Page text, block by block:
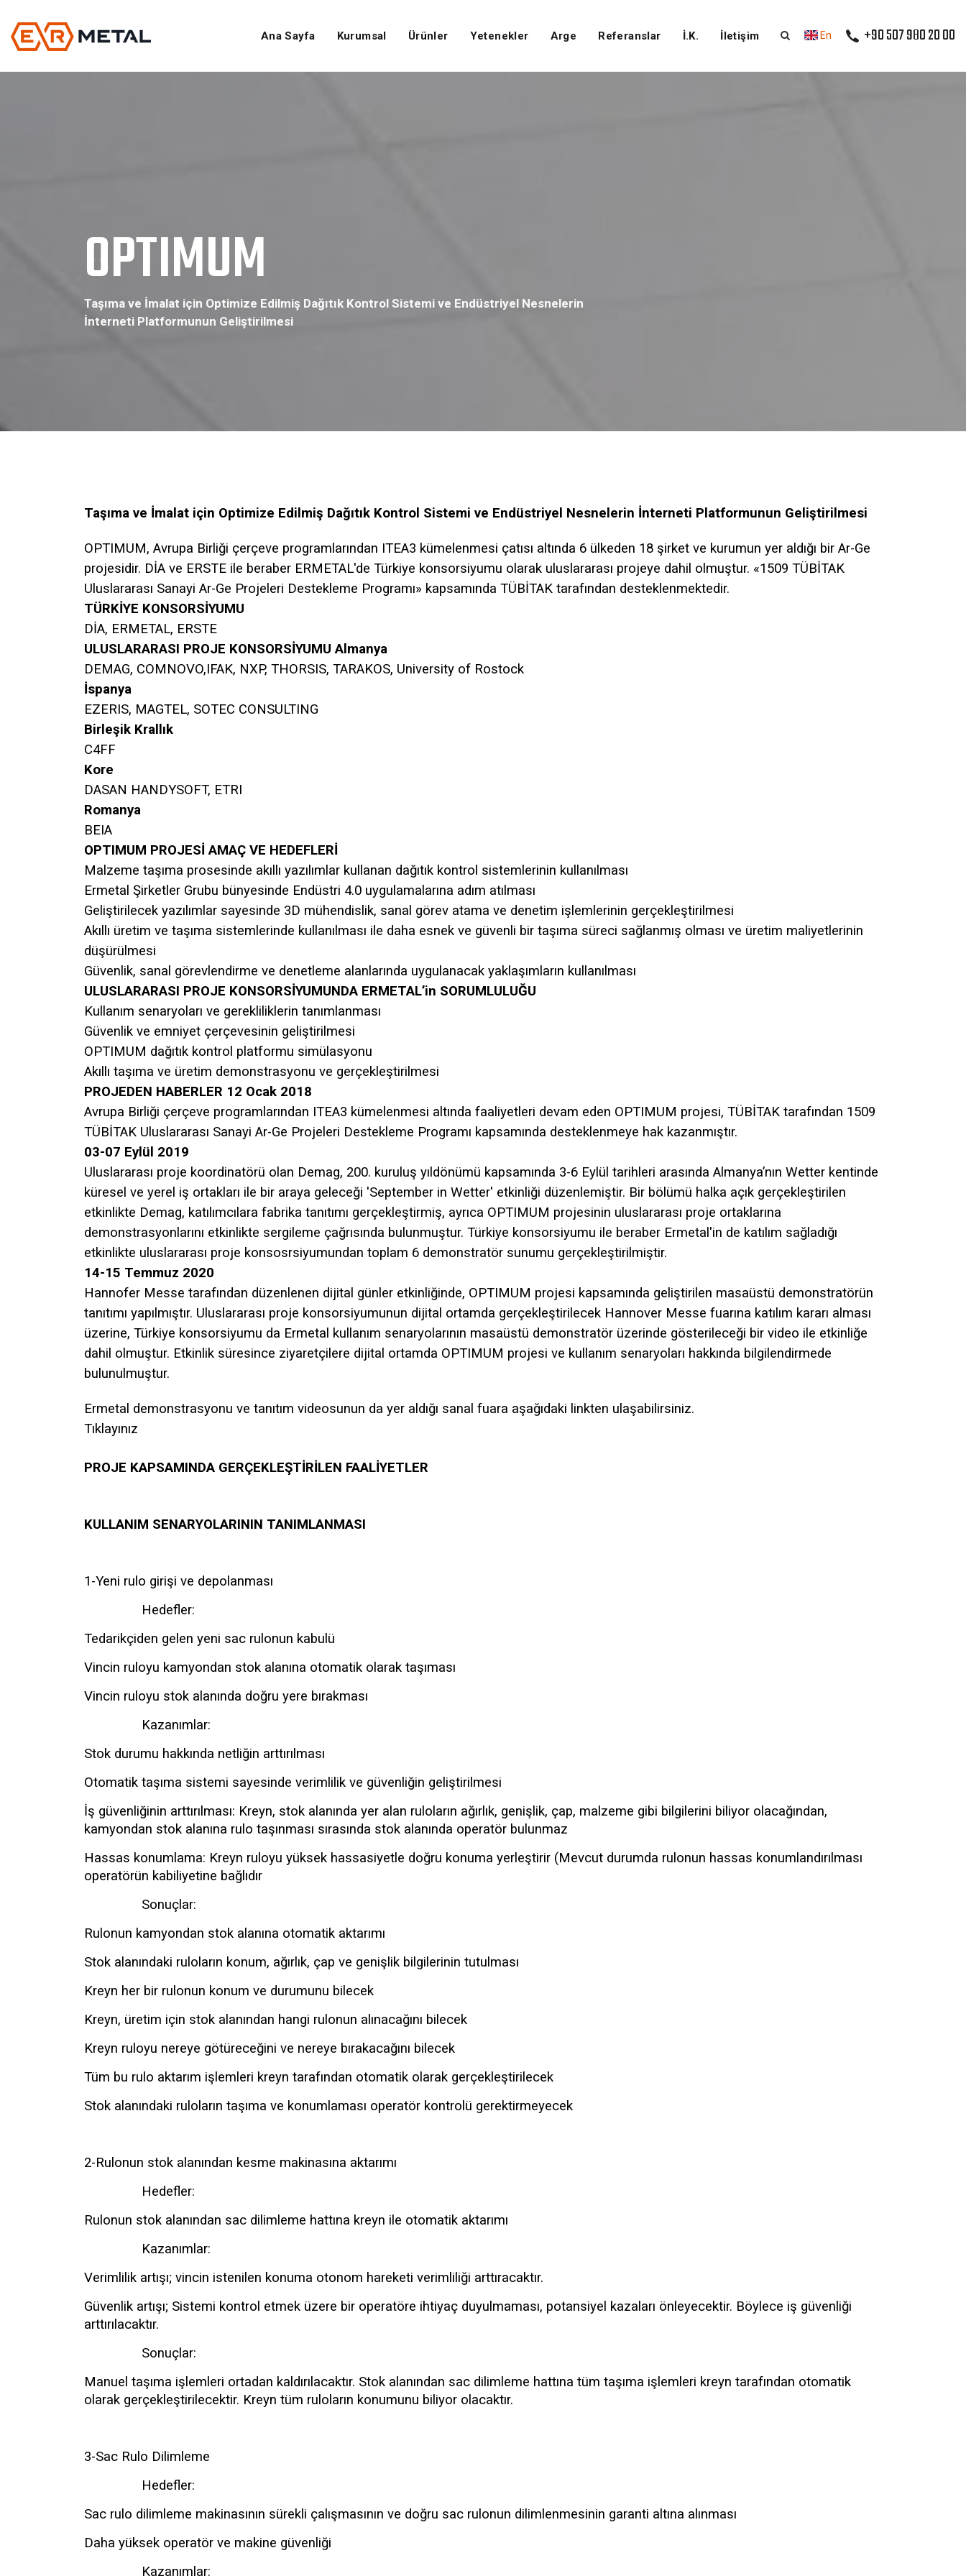
Ana Sayfa Kurumsal Ürünler Yetenekler Arge Referanslar İ.K. İletişim En +90 507 980 20 00
OPTIMUM
Taşıma ve İmalat için Optimize Edilmiş Dağıtık Kontrol Sistemi ve Endüstriyel Nesnelerin
İnterneti Platformunun Geliştirilmesi
Taşıma ve İmalat için Optimize Edilmiş Dağıtık Kontrol Sistemi ve Endüstriyel Nesnelerin İnterneti Platformunun Geliştirilmesi
OPTIMUM, Avrupa Birliği çerçeve programlarından ITEA3 kümelenmesi çatısı altında 6 ülkeden 18 şirket ve kurumun yer aldığı bir Ar-Ge
projesidir. DİA ve ERSTE ile beraber ERMETAL'de Türkiye konsorsiyumu olarak uluslararası projeye dahil olmuştur. «1509 TÜBİTAK
Uluslararası Sanayi Ar-Ge Projeleri Destekleme Programı» kapsamında TÜBİTAK tarafından desteklenmektedir.
TÜRKİYE KONSORSİYUMU
DİA, ERMETAL, ERSTE
ULUSLARARASI PROJE KONSORSİYUMU Almanya
DEMAG, COMNOVO,IFAK, NXP, THORSIS, TARAKOS, University of Rostock
İspanya
EZERIS, MAGTEL, SOTEC CONSULTING
Birleşik Krallık
C4FF
Kore
DASAN HANDYSOFT, ETRI
Romanya
BEIA
OPTIMUM PROJESİ AMAÇ VE HEDEFLERİ
Malzeme taşıma prosesinde akıllı yazılımlar kullanan dağıtık kontrol sistemlerinin kullanılması
Ermetal Şirketler Grubu bünyesinde Endüstri 4.0 uygulamalarına adım atılması
Geliştirilecek yazılımlar sayesinde 3D mühendislik, sanal görev atama ve denetim işlemlerinin gerçekleştirilmesi
Akıllı üretim ve taşıma sistemlerinde kullanılması ile daha esnek ve güvenli bir taşıma süreci sağlanmış olması ve üretim maliyetlerinin
düşürülmesi
Güvenlik, sanal görevlendirme ve denetleme alanlarında uygulanacak yaklaşımların kullanılması
ULUSLARARASI PROJE KONSORSİYUMUNDA ERMETAL’in SORUMLULUĞU
Kullanım senaryoları ve gerekliliklerin tanımlanması
Güvenlik ve emniyet çerçevesinin geliştirilmesi
OPTIMUM dağıtık kontrol platformu simülasyonu
Akıllı taşıma ve üretim demonstrasyonu ve gerçekleştirilmesi
PROJEDEN HABERLER 12 Ocak 2018
Avrupa Birliği çerçeve programlarından ITEA3 kümelenmesi altında faaliyetleri devam eden OPTIMUM projesi, TÜBİTAK tarafından 1509
TÜBİTAK Uluslararası Sanayi Ar-Ge Projeleri Destekleme Programı kapsamında desteklenmeye hak kazanmıştır.
03-07 Eylül 2019
Uluslararası proje koordinatörü olan Demag, 200. kuruluş yıldönümü kapsamında 3-6 Eylül tarihleri arasında Almanya’nın Wetter kentinde
küresel ve yerel iş ortakları ile bir araya geleceği 'September in Wetter' etkinliği düzenlemiştir. Bir bölümü halka açık gerçekleştirilen
etkinlikte Demag, katılımcılara fabrika tanıtımı gerçekleştirmiş, ayrıca OPTIMUM projesinin uluslararası proje ortaklarına
demonstrasyonlarını etkinlikte sergileme çağrısında bulunmuştur. Türkiye konsorsiyumu ile beraber Ermetal'in de katılım sağladığı
etkinlikte uluslararası proje konsosrsiyumundan toplam 6 demonstratör sunumu gerçekleştirilmiştir.
14-15 Temmuz 2020
Hannofer Messe tarafından düzenlenen dijital günler etkinliğinde, OPTIMUM projesi kapsamında geliştirilen masaüstü demonstratörün
tanıtımı yapılmıştır. Uluslararası proje konsorsiyumunun dijital ortamda gerçekleştirilecek Hannover Messe fuarına katılım kararı alması
üzerine, Türkiye konsorsiyumu da Ermetal kullanım senaryolarının masaüstü demonstratör üzerinde gösterileceği bir video ile etkinliğe
dahil olmuştur. Etkinlik süresince ziyaretçilere dijital ortamda OPTIMUM projesi ve kullanım senaryoları hakkında bilgilendirmede
bulunulmuştur.
Ermetal demonstrasyonu ve tanıtım videosunun da yer aldığı sanal fuara aşağıdaki linkten ulaşabilirsiniz.
Tıklayınız
PROJE KAPSAMINDA GERÇEKLEŞTİRİLEN FAALİYETLER
KULLANIM SENARYOLARININ TANIMLANMASI
1-Yeni rulo girişi ve depolanması
Hedefler:
Tedarikçiden gelen yeni sac rulonun kabulü
Vincin ruloyu kamyondan stok alanına otomatik olarak taşıması
Vincin ruloyu stok alanında doğru yere bırakması
Kazanımlar:
Stok durumu hakkında netliğin arttırılması
Otomatik taşıma sistemi sayesinde verimlilik ve güvenliğin geliştirilmesi
İş güvenliğinin arttırılması: Kreyn, stok alanında yer alan ruloların ağırlık, genişlik, çap, malzeme gibi bilgilerini biliyor olacağından,
kamyondan stok alanına rulo taşınması sırasında stok alanında operatör bulunmaz
Hassas konumlama: Kreyn ruloyu yüksek hassasiyetle doğru konuma yerleştirir (Mevcut durumda rulonun hassas konumlandırılması
operatörün kabiliyetine bağlıdır
Sonuçlar:
Rulonun kamyondan stok alanına otomatik aktarımı
Stok alanındaki ruloların konum, ağırlık, çap ve genişlik bilgilerinin tutulması
Kreyn her bir rulonun konum ve durumunu bilecek
Kreyn, üretim için stok alanından hangi rulonun alınacağını bilecek
Kreyn ruloyu nereye götüreceğini ve nereye bırakacağını bilecek
Tüm bu rulo aktarım işlemleri kreyn tarafından otomatik olarak gerçekleştirilecek
Stok alanındaki ruloların taşıma ve konumlaması operatör kontrolü gerektirmeyecek
2-Rulonun stok alanından kesme makinasına aktarımı
Hedefler:
Rulonun stok alanından sac dilimleme hattına kreyn ile otomatik aktarımı
Kazanımlar:
Verimlilik artışı; vincin istenilen konuma otonom hareketi verimliliği arttıracaktır.
Güvenlik artışı; Sistemi kontrol etmek üzere bir operatöre ihtiyaç duyulmaması, potansiyel kazaları önleyecektir. Böylece iş güvenliği
arttırılacaktır.
Sonuçlar:
Manuel taşıma işlemleri ortadan kaldırılacaktır. Stok alanından sac dilimleme hattına tüm taşıma işlemleri kreyn tarafından otomatik
olarak gerçekleştirilecektir. Kreyn tüm ruloların konumunu biliyor olacaktır.
3-Sac Rulo Dilimleme
Hedefler:
Sac rulo dilimleme makinasının sürekli çalışmasının ve doğru sac rulonun dilimlenmesinin garanti altına alınması
Daha yüksek operatör ve makine güvenliği
Kazanımlar: